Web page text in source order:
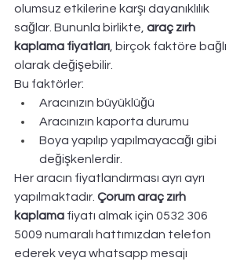
olumsuz etkilerine karşı dayanıklılık
sağlar. Bununla birlikte, araç zırh
kaplama fiyatları , birçok faktöre bağlı
olarak değişebilir.
Bu faktörler:
Aracınızın büyüklüğü
Aracınızın kaporta durumu
Boya yapılıp yapılmayacağı gibi
değişkenlerdir.
Her aracın fiyatlandırması ayrı ayrı
yapılmaktadır. Çorum araç zırh
kaplama fiyatı almak için 0532 306
5009 numaralı hattımızdan telefon
ederek veya whatsapp mesajı